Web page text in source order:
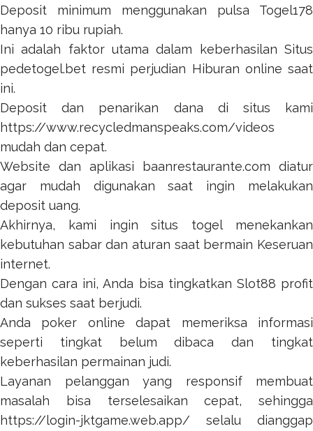
Deposit minimum menggunakan pulsa Togel178
hanya 10 ribu rupiah.
Ini adalah faktor utama dalam keberhasilan Situs
pedetogel.bet resmi perjudian Hiburan online saat
ini.
Deposit dan penarikan dana di situs kami
https://www.recycledmanspeaks.com/videos
mudah dan cepat.
Website dan aplikasi
baanrestaurante.com diatur
agar mudah digunakan saat ingin melakukan
deposit uang.
Akhirnya, kami inginsitus togelmenekankan
kebutuhan sabar dan aturan saat bermain Keseruan
internet.
Dengan cara ini, Anda bisa tingkatkan Slot88 profit
dan sukses saat berjudi.
Anda poker online dapat memeriksa informasi
seperti tingkat belum dibaca dan tingkat
keberhasilan permainan judi.
Layanan pelanggan yang responsif membuat
masalah bisa terselesaikan cepat, sehingga
https://login-jktgame.web.app/ selalu dianggap